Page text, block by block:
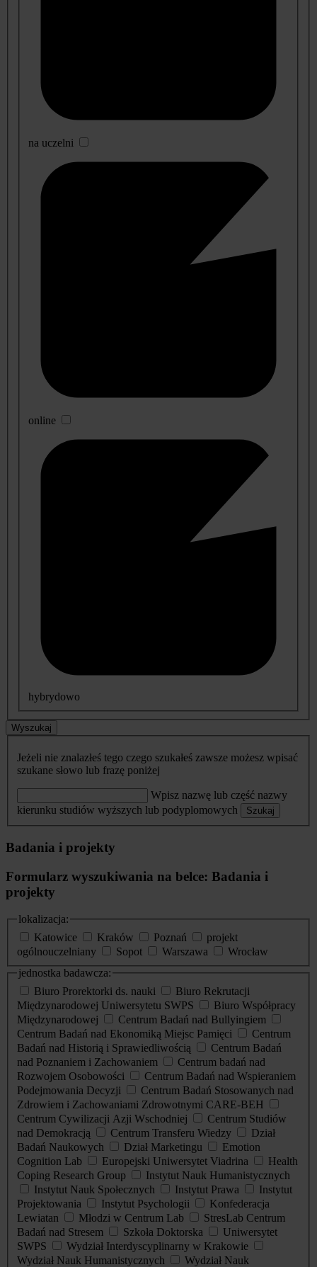
na uczelni
online
hybrydowo
Wyszukaj
Jeżeli nie znalazłeś tego czego szukałeś zawsze możesz wpisać
szukane słowo lub frazę poniżej
Wpisz nazwę lub część nazwy
kierunku studiów wyższych lub podyplomowych
Szukaj
Badania i projekty
Formularz wyszukiwania na belce: Badania i
projekty
lokalizacja:
Katowice
Kraków Poznań
projekt
ogólnouczelniany
Sopot Warszawa
Wrocław
jednostka badawcza:
Biuro Prorektorki ds. nauki
Biuro Rekrutacji
Międzynarodowej Uniwersytetu SWPS
Biuro Współpracy
Międzynarodowej
Centrum Badań nad Bullyingiem
Centrum Badań nad Ekonomiką Miejsc Pamięci
Centrum
Badań nad Historią i Sprawiedliwością
Centrum Badań
nad Poznaniem i Zachowaniem
Centrum badań nad
Rozwojem Osobowości
Centrum Badań nad Wspieraniem
Podejmowania Decyzji
Centrum Badań Stosowanych nad
Zdrowiem i Zachowaniami Zdrowotnymi CARE-BEH
Centrum Cywilizacji Azji Wschodniej
Centrum Studiów
nad Demokracją
Centrum Transferu Wiedzy
Dział
Badań Naukowych
Dział Marketingu
Emotion
Cognition Lab
Europejski Uniwersytet Viadrina
Health
Coping Research Group
Instytut Nauk Humanistycznych
Instytut Nauk Społecznych
Instytut Prawa
Instytut
Projektowania
Instytut Psychologii
Konfederacja
Lewiatan
Młodzi w Centrum Lab
StresLab Centrum
Badań nad Stresem
Szkoła Doktorska
Uniwersytet
SWPS
Wydział Interdyscyplinarny w Krakowie
Wydział Nauk Humanistycznych
Wydział Nauk